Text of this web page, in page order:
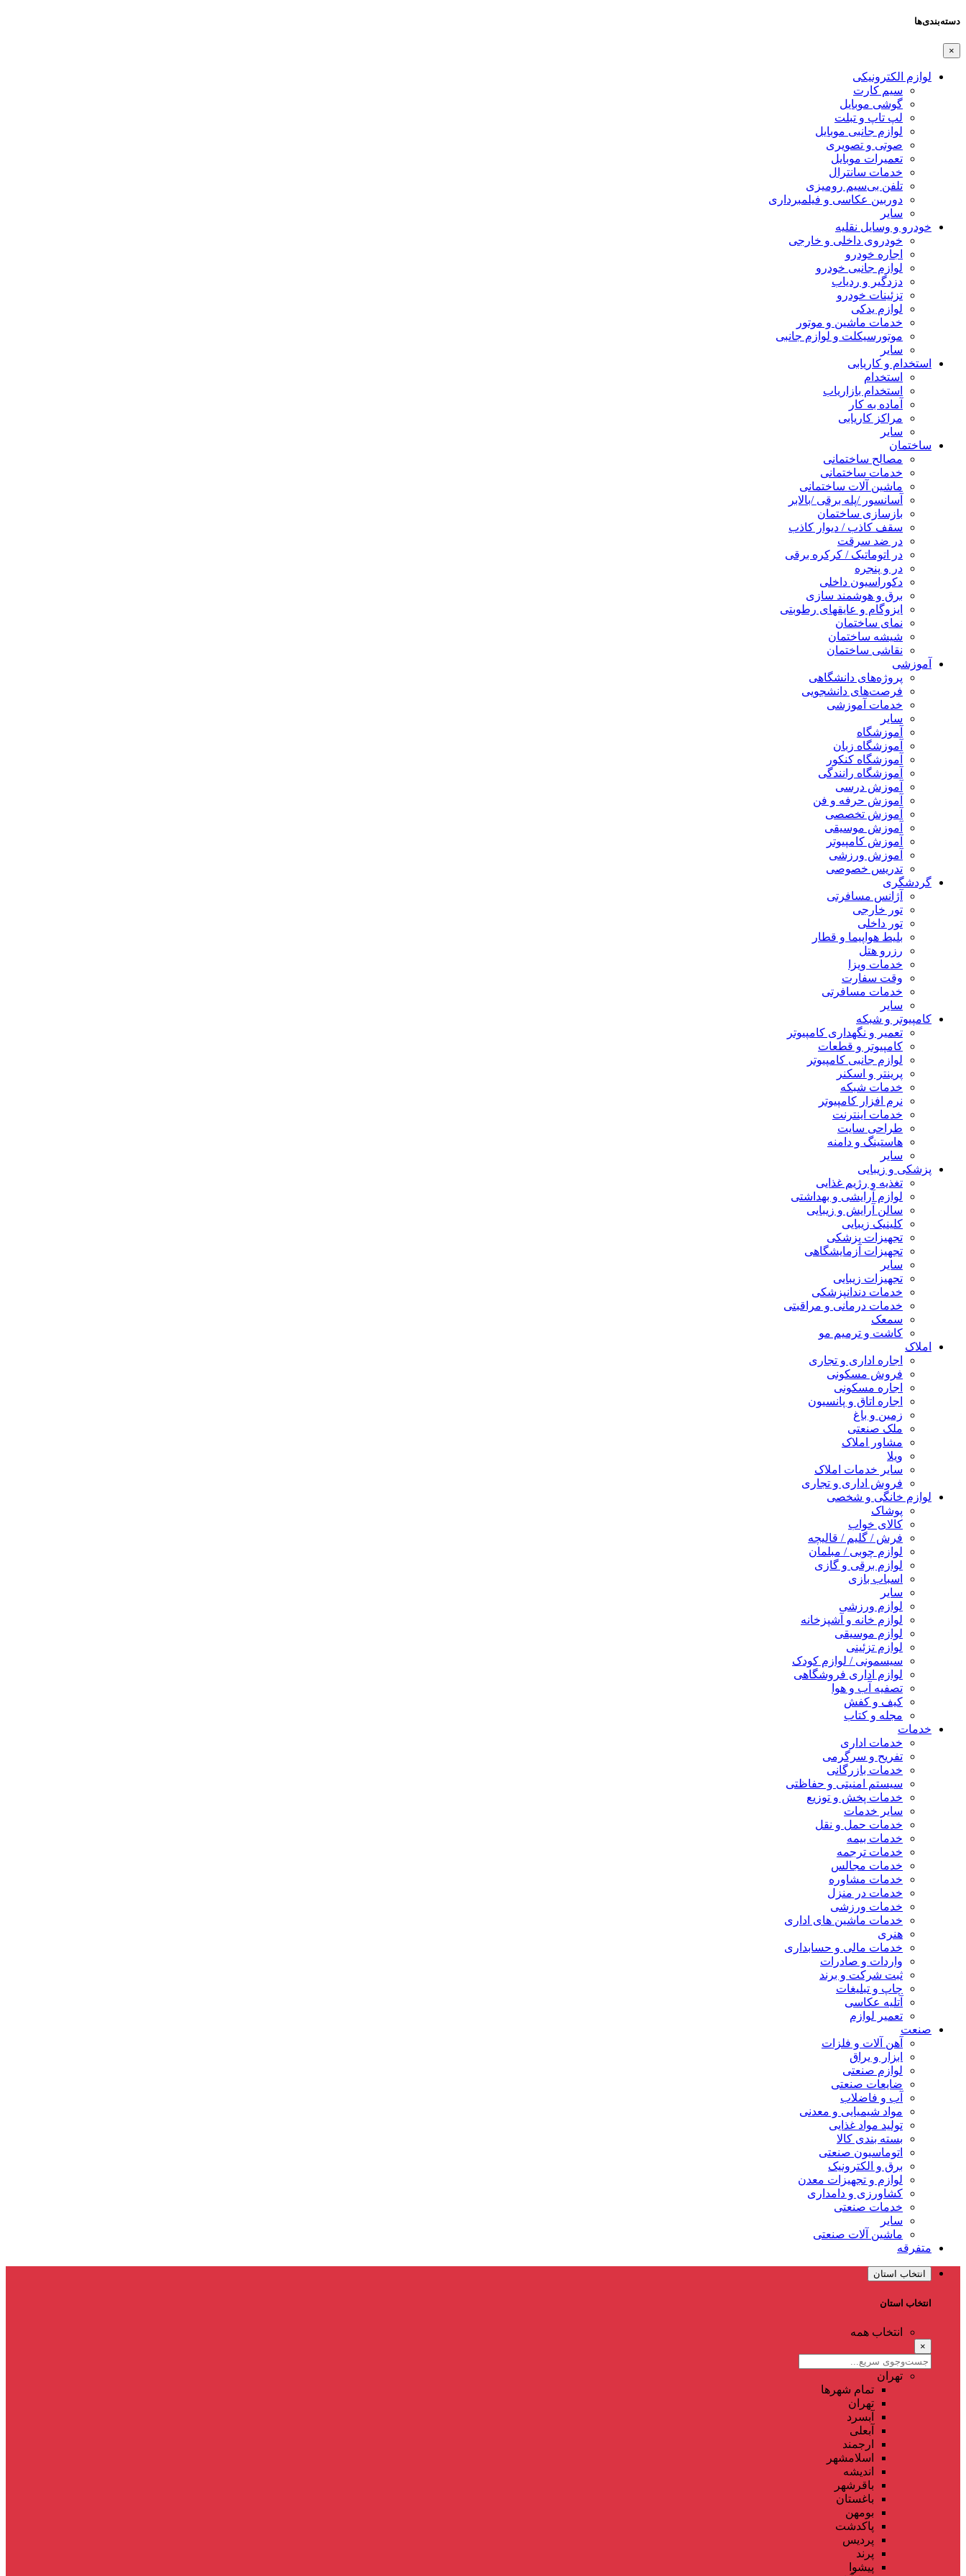
دسته‌بندی‌ها
×
لوازم الکترونیکی
سیم کارت
گوشی موبایل
لپ تاپ و تبلت
لوازم جانبی موبایل
صوتی و تصویری
تعمیرات موبایل
خدمات سانترال
تلفن بی‌سیم رومیزی
دوربین عکاسی و فیلمبرداری
سایر
خودرو و وسایل نقلیه
خودروی داخلی و خارجی
اجاره خودرو
لوازم جانبی خودرو
دزدگیر و ردیاب
تزئینات خودرو
لوازم یدکی
خدمات ماشین و موتور
موتورسیکلت و لوازم جانبی
سایر
استخدام و کاریابی
استخدام
استخدام بازاریاب
آماده به کار
مراکز کاریابی
سایر
ساختمان
مصالح ساختمانی
خدمات ساختمانی
ماشین آلات ساختمانی
آسانسور /پله برقی /بالابر
بازسازی ساختمان
سقف کاذب / دیوار کاذب
در ضد سرقت
در اتوماتیک / کرکره برقی
در و پنجره
دکوراسیون داخلی
برق و هوشمند سازی
ایزوگام و عایقهای رطوبتی
نمای ساختمان
شیشه ساختمان
نقاشی ساختمان
آموزشی
پروژه‌های دانشگاهی
فرصت‌های دانشجویی
خدمات آموزشی
سایر
آموزشگاه
آموزشگاه زبان
آموزشگاه کنکور
آموزشگاه رانندگی
آموزش درسی
آموزش حرفه و فن
آموزش تخصصی
آموزش موسیقی
آموزش کامپیوتر
آموزش ورزشی
تدریس خصوصی
گردشگری
آژانس مسافرتی
تور خارجی
تور داخلی
بلیط هواپیما و قطار
رزرو هتل
خدمات ویزا
وقت سفارت
خدمات مسافرتی
سایر
کامپیوتر و شبکه
تعمیر و نگهداری کامپیوتر
کامپیوتر و قطعات
لوازم جانبی کامپیوتر
پرینتر و اسکنر
خدمات شبکه
نرم افزار کامپیوتر
خدمات اینترنت
طراحی سایت
هاستینگ و دامنه
سایر
پزشکی و زیبایی
تغذیه و رژیم غذایی
لوازم آرایشی و بهداشتی
سالن آرایش و زیبایی
کلینیک زیبایی
تجهیزات پزشکی
تجهیزات آزمایشگاهی
سایر
تجهیزات زیبایی
خدمات دندانپزشکی
خدمات درمانی و مراقبتی
سمعک
کاشت و ترمیم مو
املاک
اجاره اداری و تجاری
فروش مسکونی
اجاره مسکونی
اجاره اتاق و پانسیون
زمین و باغ
ملک صنعتی
مشاور املاک
ویلا
سایر خدمات املاک
فروش اداری و تجاری
لوازم خانگی و شخصی
پوشاک
کالای خواب
فرش / گلیم / قالیچه
لوازم چوبی / مبلمان
لوازم برقی و گازی
اسباب بازی
سایر
لوازم ورزشی
لوازم خانه و آشپزخانه
لوازم موسیقی
لوازم تزئینی
سیسمونی / لوازم کودک
لوازم اداری فروشگاهی
تصفیه آب و هوا
کیف و کفش
مجله و کتاب
خدمات
خدمات اداری
تفریح و سرگرمی
خدمات بازرگانی
سیستم امنیتی و حفاظتی
خدمات پخش و توزیع
سایر خدمات
خدمات حمل و نقل
خدمات بیمه
خدمات ترجمه
خدمات مجالس
خدمات مشاوره
خدمات در منزل
خدمات ورزشی
خدمات ماشین های اداری
هنری
خدمات مالی و حسابداری
واردات و صادرات
ثبت شرکت و برند
چاپ و تبلیغات
آتلیه عکاسی
تعمیر لوازم
صنعت
آهن آلات و فلزات
ابزار و یراق
لوازم صنعتی
ضایعات صنعتی
آب و فاضلاب
مواد شیمیایی و معدنی
تولید مواد غذایی
بسته بندی کالا
اتوماسیون صنعتی
برق و الکترونیک
لوازم و تجهیزات معدن
کشاورزی و دامداری
خدمات صنعتی
سایر
ماشین آلات صنعتی
متفرقه
انتخاب استان
انتخاب استان
انتخاب همه
×
تهران
تمام شهر‌ها
تهران
آبسرد
آبعلی
ارجمند
اسلامشهر
اندیشه
باقرشهر
باغستان
بومهن
پاکدشت
پردیس
پرند
پیشوا